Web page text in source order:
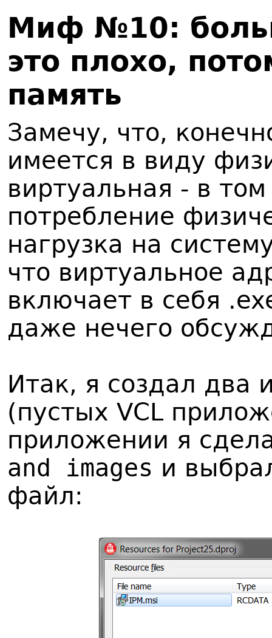
Миф №10:
это плохо,
память
Замечу, что,
имеется в виду
виртуальная - в
потребление
нагрузка на
что виртуальное
включает в себя
даже нечего
Итак, я создал два
(пустых VCL
приложении я
and images и
файл: